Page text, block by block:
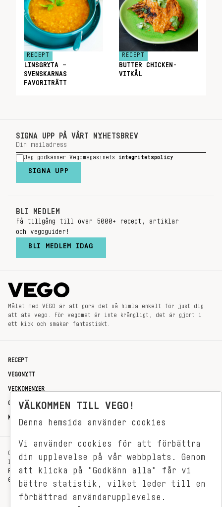
RECEPT
LINSGRYTA –
SVENSKARNAS
FAVORITRÄTT
RECEPT
BUTTER CHICKEN-
VITKÅL
SIGNA UPP PÅ VÅRT NYHETSBREV
Jag godkänner Vegomagasinets integritetspolicy
SIGNA UPP
BLI MEDLEM
Få tillgång till över 5000+ recept, artiklar
och vegoguider!
BLI MEDLEM IDAG
Målet med VEGO är att göra det så himla enkelt för just dig
att äta vego. För vegomat är inte krångligt, det är gjort i
ett kick och smakar fantastiskt.
RECEPT
VEGONYTT
VECKOMENYER
OM OSS
KONTAKT
OXENSTIERNSGATAN 33
114 27 STOCKHOLM
REDAKTIONEN@VEGOMAGASINET.SE
08-799 62 01
VÄLKOMMEN TILL VEGO!
Denna hemsida använder cookies
Vi använder cookies för att förbättra
din upplevelse på vår webbplats. Genom
att klicka på "Godkänn alla" får vi
bättre statistik, vilket leder till en
förbättrad användarupplevelse.